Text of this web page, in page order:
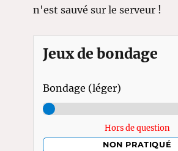
n'est sauvé sur le serveur !
Jeux de bondage
Bondage (léger)
Hors de question
NON PRATIQUÉ